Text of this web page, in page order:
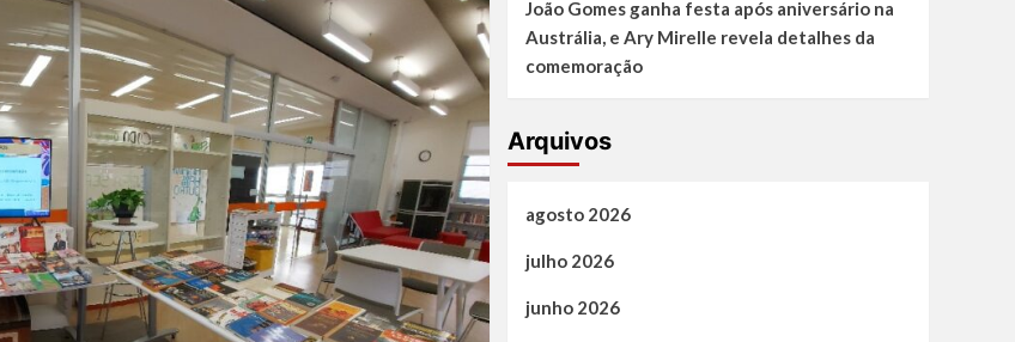
João Gomes ganha festa após aniversário na
Austrália, e Ary Mirelle revela detalhes da
comemoração
Arquivos
agosto 2026
julho 2026
junho 2026